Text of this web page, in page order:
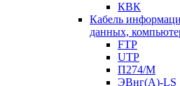
КВК
Кабель
данных,
FTP
UTP
П274/М
ЭВнг(А)-LS